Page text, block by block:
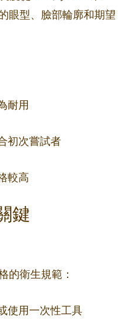
眼型、臉部輪廓和期望
耐用
初次嘗試者
較高
鍵
的衛生規範：
使用一次性工具